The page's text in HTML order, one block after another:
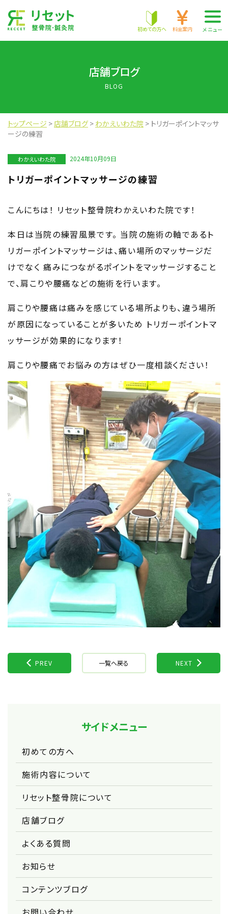
株式会社 RECCET
初めての方へ 料金案内 メニュー
店舗ブログ
BLOG
トップページ >店舗ブログ> わかえいわた院 > トリガーポイントマッサ
ージの練習
2024年10月09日
わかえいわた院
トリガーポイントマッサージの練習
こんにちは！ リセット整骨院わかえいわた院です！
本日は当院の練習風景です。 当院の施術の軸であるト
リガーポイントマッサージは、痛い場所のマッサージだ
けでなく 痛みにつながるポイントをマッサージすること
で、肩こりや腰痛などの施術を行います。
肩こりや腰痛は痛みを感じている場所よりも、違う場所
が原因になっていることが多いため トリガーポイントマ
ッサージが効果的になります！
肩こりや腰痛でお悩みの方はぜひ一度相談ください！
PREV 一覧へ戻る NEXT
サイドメニュー
初めての方へ
施術内容について
リセット整骨院について
店舗ブログ
よくある質問
お知らせ
コンテンツブログ